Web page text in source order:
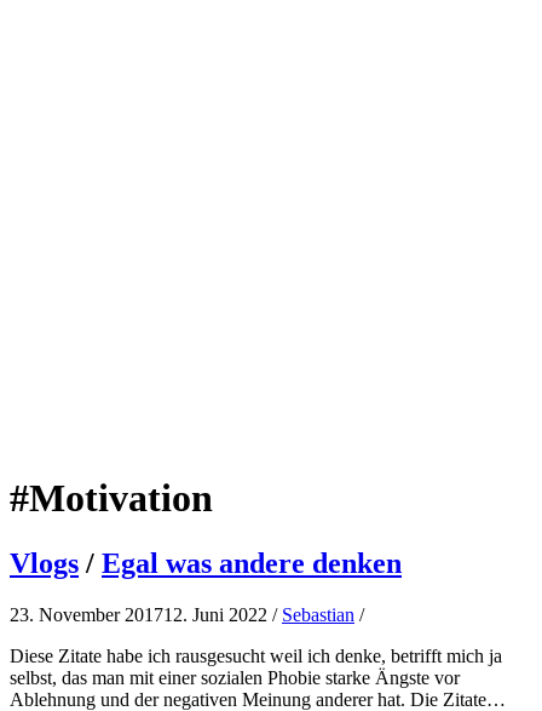
#Motivation
Vlogs / Egal was andere denken
23. November 201712. Juni 2022 / Sebastian /
Diese Zitate habe ich rausgesucht weil ich denke, betrifft mich ja
selbst, das man mit einer sozialen Phobie starke Ängste vor
Ablehnung und der negativen Meinung anderer hat. Die Zitate…